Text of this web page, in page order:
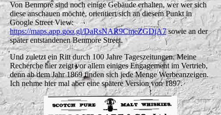
Von Benmore sind noch einige Gebäude erhalten, wer wer sich
diese anschauen möchte, orientiert sich an diesem Punkt in
Google Street View:
https://maps.app.goo.gl/DaRsNAR9CmeZGDjA7sowie an der
später entstandenen Benmore Street.
Und zuletzt ein Ritt durch 100 Jahre Tageszeitungen. Meine
Recherche hier zeigt vor allem einiges Engagement im Vertrieb,
denn ab dem Jahr 1869 finden sich jede Menge Werbeanzeigen.
Ich nehme hier mal aber eine spätere Version von 1897.